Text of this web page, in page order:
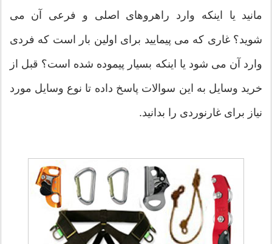
مانید یا اینکه وارد راهروهای اصلی و فرعی آن می
شوید؟ غاری که می پیمایید برای اولین بار است که فردی
وارد آن می شود یا اینکه بسیار پیموده شده است؟ قبل از
خرید وسایل به این سوالات پاسخ داده تا نوع وسایل مورد
نیاز برای غارنوردی را بدانید.